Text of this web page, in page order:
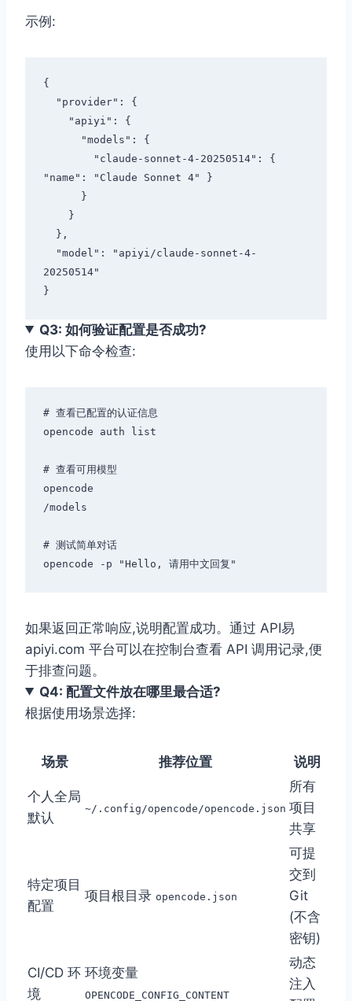
示例:
{
"name": "Claude Sonnet 4" }
20250514"
Q3: 如何验证配置是否成功?
使用以下命令检查:
# 查看已配置的认证信息
opencode auth list
# 查看可用模型
opencode
/models
# 测试简单对话
如果返回正常响应,说明配置成功。通过 API易
apiyi.com 平台可以在控制台查看 API 调用记录,便
于排查问题。
Q4: 配置文件放在哪里最合适?
根据使用场景选择:
场景 推荐位置 说明
个人全局
默认
~/.config/opencode/opencode.json
所有
项目
共享
特定项目
配置
项目根目录 opencode.json
可提
交到
Git
(不含
密钥)
CI/CD 环
境
环境变量
OPENCODE_CONFIG_CONTENT
动态
注入